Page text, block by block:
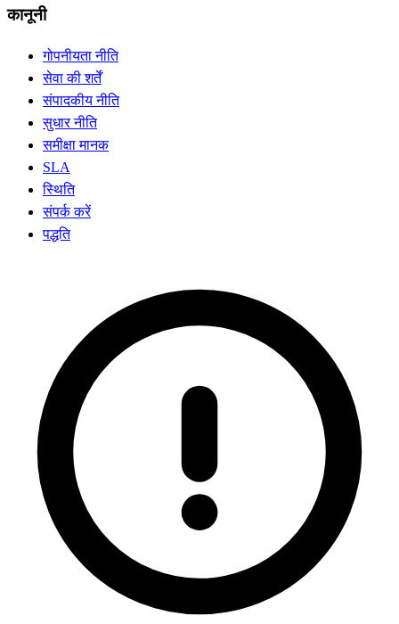
कानूनी
गोपनीयता नीति
सेवा की शर्तें
संपादकीय नीति
सुधार नीति
समीक्षा मानक
SLA
स्थिति
संपर्क करें
पद्धति